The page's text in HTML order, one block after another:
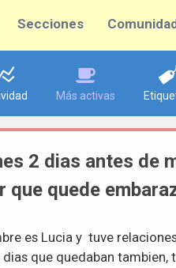
Secciones
Más activas
2 dias antes de
que quede
es Lucia y tuve
dias que quedaban